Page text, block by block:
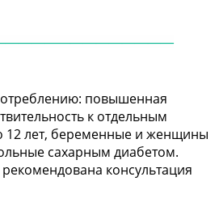
—————————————
повышенная
к отдельным
12 лет, беременные и женщины
сахарным диабетом.
консультация